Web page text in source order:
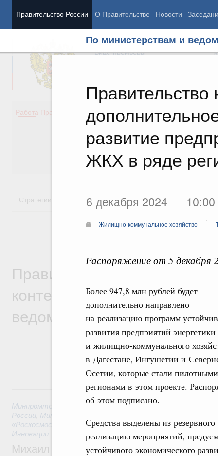
Правительство России О Правительстве Новости
По министерствам и
Правительство
развитие
ЖКХ в ряде
6 декабря 2024 10:00
Жилищно-коммунальное хозяйство
Распоряжение от 5 декабря
Более 947,8 млн рублей будет
дополнительно направлено
на реализацию программ
развития предприятий энергетики
и жилищно-коммунального
в Дагестане, Ингушетии и
Осетии, которые стали пилотными
регионами в этом проекте.
об этом подписано.
Средства выделены из
реализацию мероприятий,
устойчивого экономического
Председатель Правительства
Вице-премьеры
Работа Правительства
Демография
Здоровье
Культура
Государство
Стратегии Государственные программы
Правительственная
контексте работы
ведомств
6 августа, четверг
Минпромторг России , Минфин России,
России Минсельхоз России
«Роскосмос»
Госкорпорация «Росатом»,6 августа 2026,
Инновации
Михаил Мишустин дал поручения по